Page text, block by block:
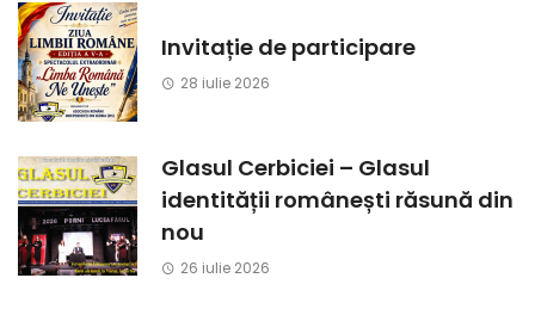
Invitație de participare
28 iulie 2026
Glasul Cerbiciei – Glasul
identității românești răsună din
nou
26 iulie 2026